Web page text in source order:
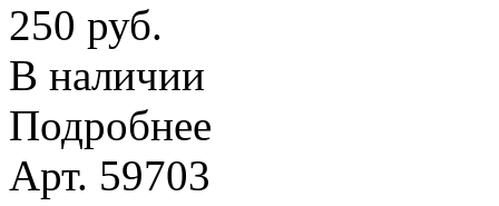
250 руб.
В наличии
Подробнее
Арт. 59703